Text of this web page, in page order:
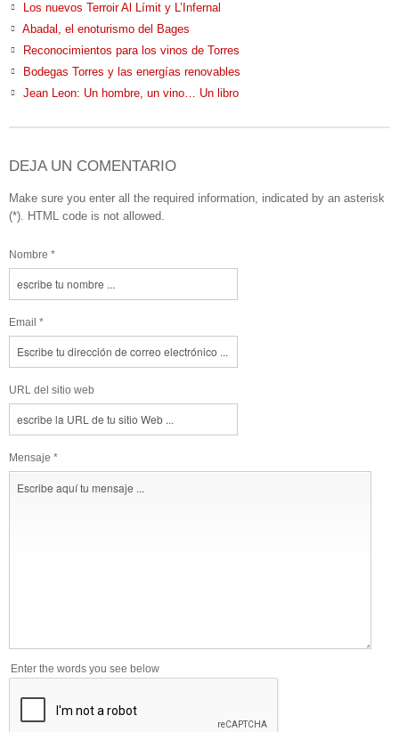
Los nuevos Terroir Al Límit y L’Infernal
Abadal, el enoturismo del Bages
Reconocimientos para los vinos de Torres
Bodegas Torres y las energías renovables
Jean Leon: Un hombre, un vino… Un libro
DEJA UN COMENTARIO
Make sure you enter all the required information, indicated by an asterisk
(*). HTML code is not allowed.
Nombre *
Email *
URL del sitio web
Mensaje *
Enter the words you see below